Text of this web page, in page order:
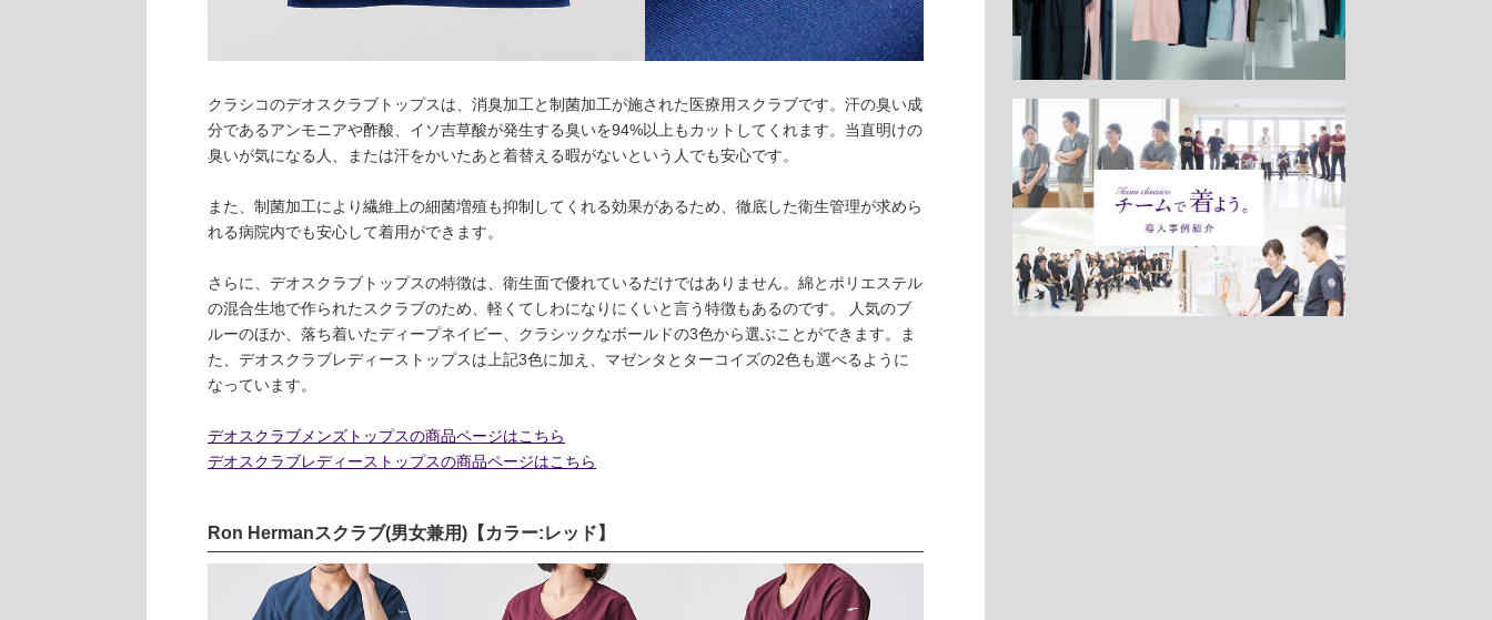
クラシコのデオスクラブトップスは、消臭加工と制菌加工が施された医療用スクラブです。汗の臭い成
分であるアンモニアや酢酸、イソ吉草酸が発生する臭いを94%以上もカットしてくれます。当直明けの
臭いが気になる人、または汗をかいたあと着替える暇がないという人でも安心です。
また、制菌加工により繊維上の細菌増殖も抑制してくれる効果があるため、徹底した衛生管理が求めら
れる病院内でも安心して着用ができます。
さらに、デオスクラブトップスの特徴は、衛生面で優れているだけではありません。綿とポリエステル
の混合生地で作られたスクラブのため、軽くてしわになりにくいと言う特徴もあるのです。 人気のブ
ルーのほか、落ち着いたディープネイビー、クラシックなボールドの3色から選ぶことができます。ま
た、デオスクラブレディーストップスは上記3色に加え、マゼンタとターコイズの2色も選べるように
なっています。
デオスクラブメンズトップスの商品ページはこちら
デオスクラブレディーストップスの商品ページはこちら
Ron Hermanスクラブ(男女兼用)【カラー:レッド】